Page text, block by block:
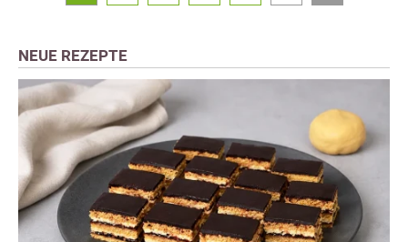
NEUE REZEPTE